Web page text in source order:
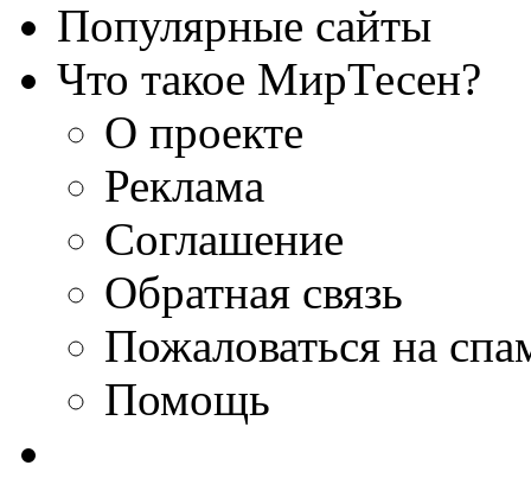
Популярные сайты
Что такое МирТесен?
О проекте
Реклама
Соглашение
Обратная связь
Пожаловаться на
Помощь